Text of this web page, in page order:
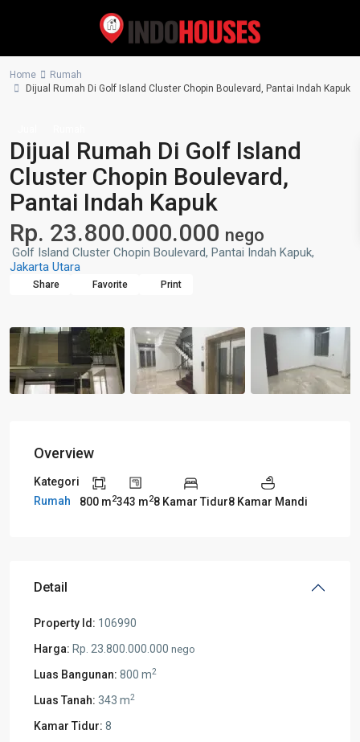
Home
Rumah
Dijual Rumah Di Golf Island Cluster Chopin Boulevard, Pantai Indah Kapuk
Dijual Rumah Di Golf Island
Cluster Chopin Boulevard,
Pantai Indah Kapuk
Rp. 23.800.000.000 nego
Golf Island Cluster Chopin Boulevard, Pantai Indah Kapuk,
Jakarta Utara
Share Favorite Print
Overview
Kategori
Rumah
800 m2343 m28 Kamar Tidur8 Kamar Mandi
Detail
Property Id: 106990
Harga: Rp. 23.800.000.000 nego
Luas Bangunan: 800 m2
Luas Tanah: 343 m2
Kamar Tidur: 8